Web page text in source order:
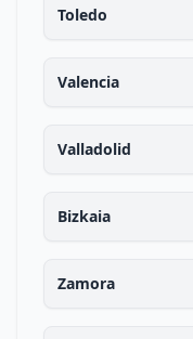
Toledo
Valencia
Valladolid
Bizkaia
Zamora